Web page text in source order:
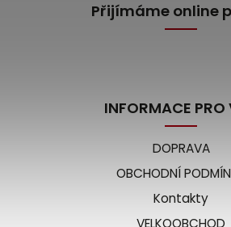
Přijímáme online
INFORMACE PRO
DOPRAVA
OBCHODNÍ
Kontakty